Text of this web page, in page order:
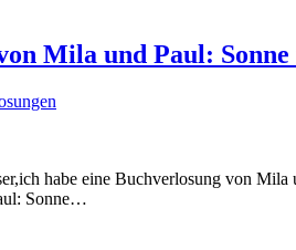
Mila und Paul:
habe eine Buchverlosung von
Sonne…